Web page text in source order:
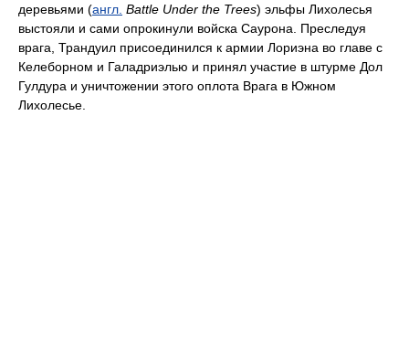
деревьями (англ. Battle Under the Trees) эльфы Лихолесья
выстояли и сами опрокинули войска Саурона. Преследуя
врага, Трандуил присоединился к армии Лориэна во главе с
Келеборном и Галадриэлью и принял участие в штурме Дол
Гулдура и уничтожении этого оплота Врага в Южном
Лихолесье.